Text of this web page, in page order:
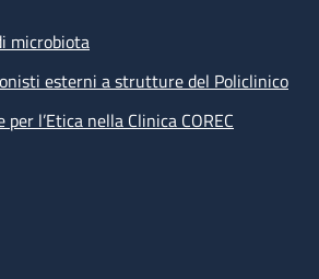
microbiota
esterni a strutture del Policlinico
l’Etica nella Clinica COREC